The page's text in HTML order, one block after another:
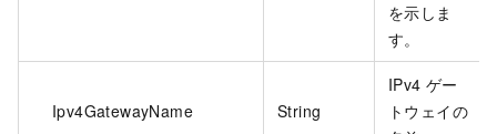
を示しま
す。
Ipv4GatewayName String
IPv4 ゲー
トウェイの